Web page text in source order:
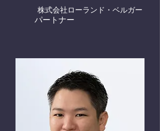
株式会社ローランド・ベルガー
パートナー